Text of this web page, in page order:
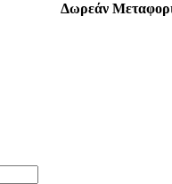
Δωρεάν